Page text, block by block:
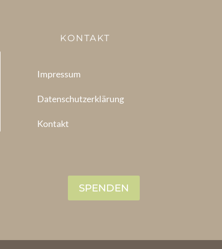
KONTAKT
Impressum
Datenschutzerklärung
Kontakt
SPENDEN